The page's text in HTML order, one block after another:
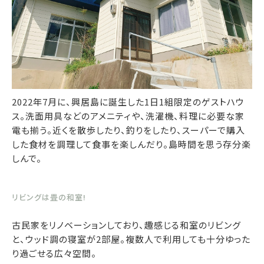
2022年7月に、興居島に誕生した1日1組限定のゲストハウ
ス。洗面用具などのアメニティや、洗濯機、料理に必要な家
電も揃う。近くを散歩したり、釣りをしたり、スーパーで購入
した食材を調理して食事を楽しんだり。島時間を思う存分楽
しんで。
リビングは畳の和室!
古民家をリノベーションしており、趣感じる和室のリビング
と、ウッド調の寝室が2部屋。複数人で利用しても十分ゆった
り過ごせる広々空間。